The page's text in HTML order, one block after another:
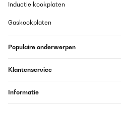
Amazon-Benutzer
In schwarz würde er mir noch
Inductie kookplaten
Gaskookplaten
Populaire onderwerpen
Klantenservice
Informatie